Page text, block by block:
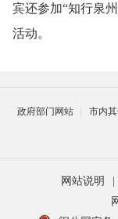
宾还参加“知行泉
活动。
政府部门网站 市内
网站说明 |